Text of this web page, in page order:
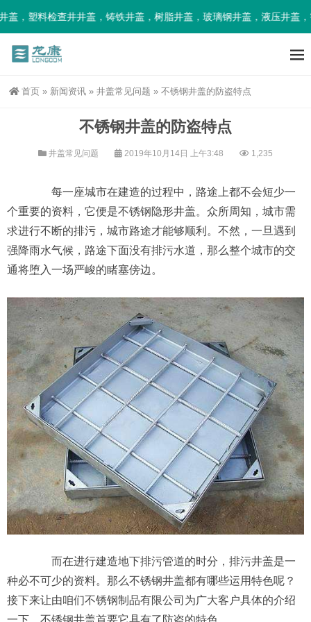
，塑料检查井井盖，铸铁井盖，树脂井盖，玻璃钢井盖，液压井盖，
首页 » 新闻资讯 » 井盖常见问题 » 不锈钢井盖的防盗特点
不锈钢井盖的防盗特点
井盖常见问题 2019年10月14日 上午3:48 1,235
每一座城市在建造的过程中，路途上都不会短少一
个重要的资料，它便是不锈钢隐形井盖。众所周知，城市需
求进行不断的排污，城市路途才能够顺利。不然，一旦遇到
强降雨水气候，路途下面没有排污水道，那么整个城市的交
通将堕入一场严峻的睹塞傍边。
而在进行建造地下排污管道的时分，排污井盖是一
种必不可少的资料。那么不锈钢井盖都有哪些运用特色呢？
接下来让由咱们不锈钢制品有限公司为广大客户具体的介绍